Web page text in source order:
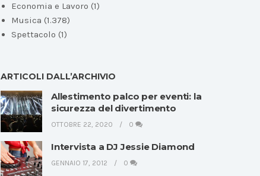
Economia e Lavoro (1)
Musica (1.378)
Spettacolo (1)
ARTICOLI DALL’ARCHIVIO
Allestimento palco per eventi: la
sicurezza del divertimento
OTTOBRE 22, 2020 0
Intervista a DJ Jessie Diamond
GENNAIO 17, 2012 0